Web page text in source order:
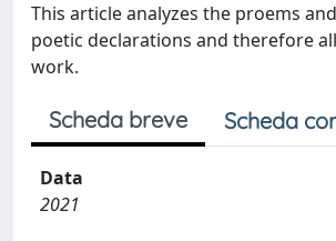
This article analyzes the proems
poetic declarations and therefore
work.
Scheda breve Scheda
Data
2021